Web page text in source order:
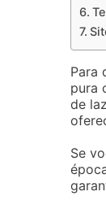
Para
pura
de
Se